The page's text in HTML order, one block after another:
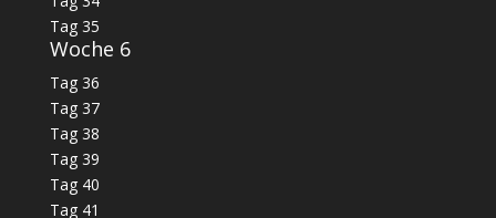
Tag 35
Woche 6
Tag 36
Tag 37
Tag 38
Tag 39
Tag 40
Tag 41